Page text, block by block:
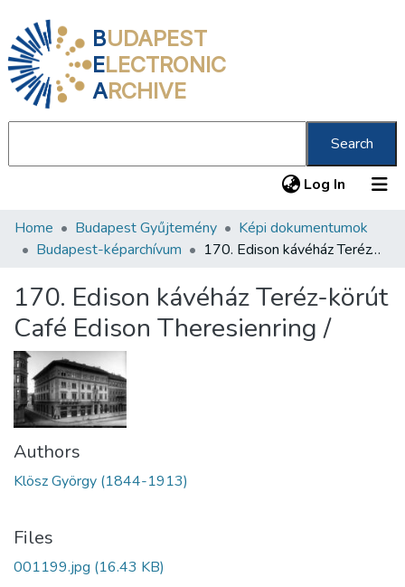
BUDAPEST
ELECTRONIC
ARCHIVE
Search
Log In (current)
Communities & Collections
Statistics
About us
Home Budapest Gyűjtemény
Képi dokumentumok
Budapest-képarchívum
170. Edison kávéház Teréz-körút Café Edison Theresienring /
170. Edison kávéház Teréz-körút
Café Edison Theresienring /
Authors
Klösz György (1844-1913)
Files
001199.jpg (16.43 KB)